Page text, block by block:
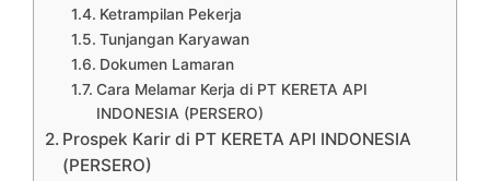
Ketrampilan Pekerja
Tunjangan Karyawan
Dokumen Lamaran
Cara Melamar Kerja di PT KERETA API
INDONESIA (PERSERO)
Prospek Karir di PT KERETA API INDONESIA
(PERSERO)